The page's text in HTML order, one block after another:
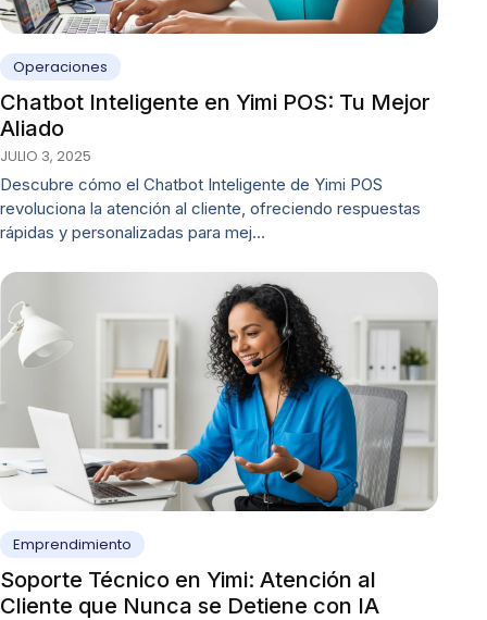
Operaciones
Chatbot Inteligente en Yimi POS: Tu Mejor
Aliado
JULIO 3, 2025
Descubre cómo el Chatbot Inteligente de Yimi POS
revoluciona la atención al cliente, ofreciendo respuestas
rápidas y personalizadas para mej…
Emprendimiento
Soporte Técnico en Yimi: Atención al
Cliente que Nunca se Detiene con IA